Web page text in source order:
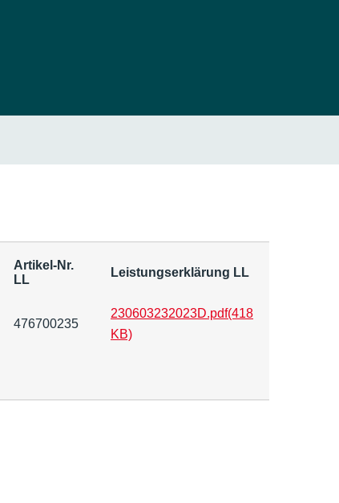
Artikel-Nr.
LL
Leistungserklärung LL
476700235
230603232023D.pdf(418
KB)